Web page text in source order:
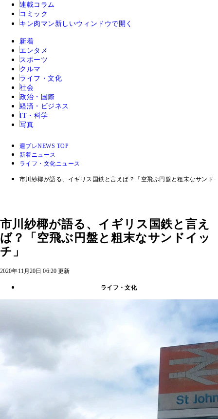
連載コラム
コミック
キン肉マン 新しいウィンドウで開く
新着
エンタメ
スポーツ
クルマ
ライフ・文化
社会
政治・国際
経済・ビジネス
IT・科学
写真
週プレNEWS TOP
新着ニュース
ライフ・文化ニュース
市川紗椰が語る、イギリス国鉄と言えば？「空飛ぶ円盤と粗末なサンド
市川紗椰が語る、イギリス国鉄と言え
ば？「空飛ぶ円盤と粗末なサンドイッ
チ」
2020年11月20日 06:20 更新
ライフ・文化